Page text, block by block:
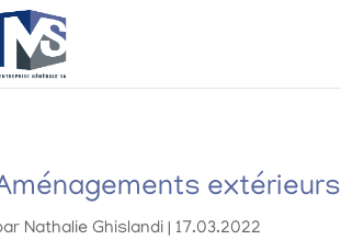
extérieurs
Nathalie Ghislandi 17.03.2022